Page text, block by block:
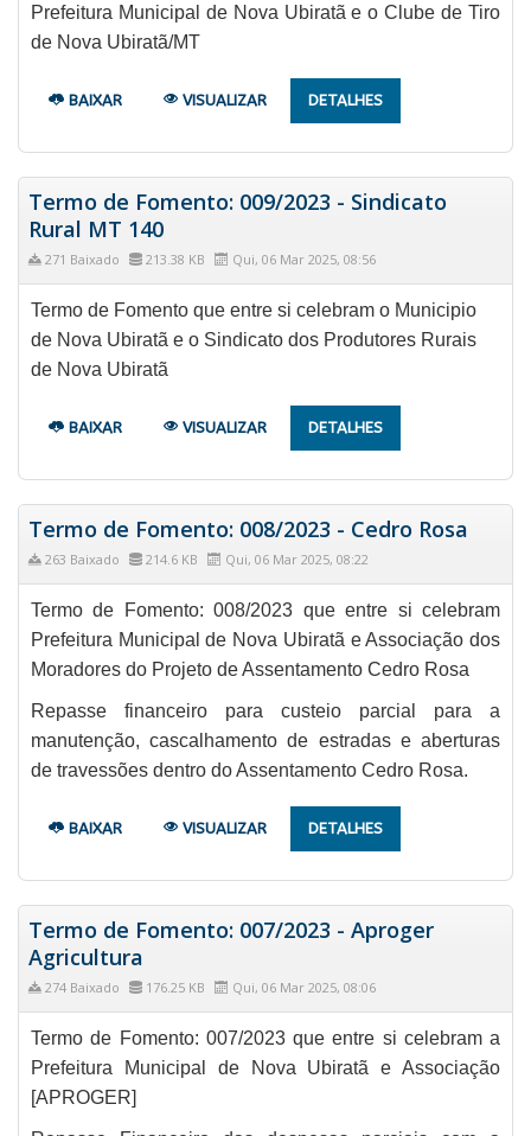
Prefeitura Municipal de Nova Ubiratã e o Clube de Tiro
de Nova Ubiratã/MT
BAIXAR VISUALIZAR DETALHES
Termo de Fomento: 009/2023 - Sindicato
Rural MT 140
271 Baixado 213.38 KB Qui, 06 Mar 2025, 08:56
Termo de Fomento que entre si celebram o Municipio
de Nova Ubiratã e o Sindicato dos Produtores Rurais
de Nova Ubiratã
BAIXAR VISUALIZAR DETALHES
Termo de Fomento: 008/2023 - Cedro Rosa
263 Baixado 214.6 KB Qui, 06 Mar 2025, 08:22
Termo de Fomento: 008/2023 que entre si celebram
Prefeitura Municipal de Nova Ubiratã e Associação dos
Moradores do Projeto de Assentamento Cedro Rosa
Repasse financeiro para custeio parcial para a
manutenção, cascalhamento de estradas e aberturas
de travessões dentro do Assentamento Cedro Rosa.
BAIXAR VISUALIZAR DETALHES
Termo de Fomento: 007/2023 - Aproger
Agricultura
274 Baixado 176.25 KB Qui, 06 Mar 2025, 08:06
Termo de Fomento: 007/2023 que entre si celebram a
Prefeitura Municipal de Nova Ubiratã e Associação
[APROGER]